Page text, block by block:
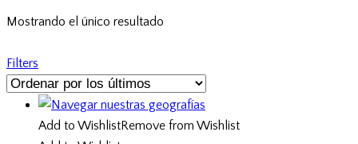
Mostrando el único resultado
Filters
Add to WishlistRemove from Wishlist